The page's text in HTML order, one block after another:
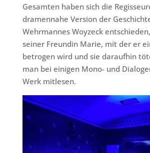
Gesamten haben sich die
dramennahe Version der
Wehrmannes Woyzeck
seiner Freundin Marie, mit der er
betrogen wird und sie daraufhin
man bei einigen Mono- und
Werk mitlesen.